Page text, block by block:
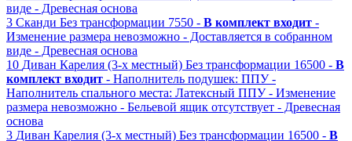
виде - Древесная основа
3 Сканди Без трансформации 7550 - В комплект входит -
Изменение размера невозможно - Доставляется в собранном
виде - Древесная основа
10 Диван Карелия (3-х местный) Без трансформации 16500 - В
комплект входит - Наполнитель подушек: ППУ -
Наполнитель спального места: Латексный ППУ - Изменение
размера невозможно - Бельевой ящик отсутствует - Древесная
основа
3 Диван Карелия (3-х местный) Без трансформации 16500 - В